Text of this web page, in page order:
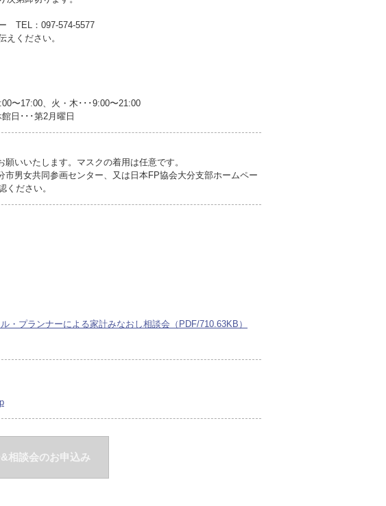
TEL：097-574-5577
えください。
〜17:00、火・木･･･9:00〜21:00
日･･･第2月曜日
いいたします。マスクの着用は任意です。
市男女共同参画センター、又は日本FP協会大分支部ホームペー
ください。
・プランナーによる家計みなおし相談会（PDF/710.63KB）
相談会のお申込み